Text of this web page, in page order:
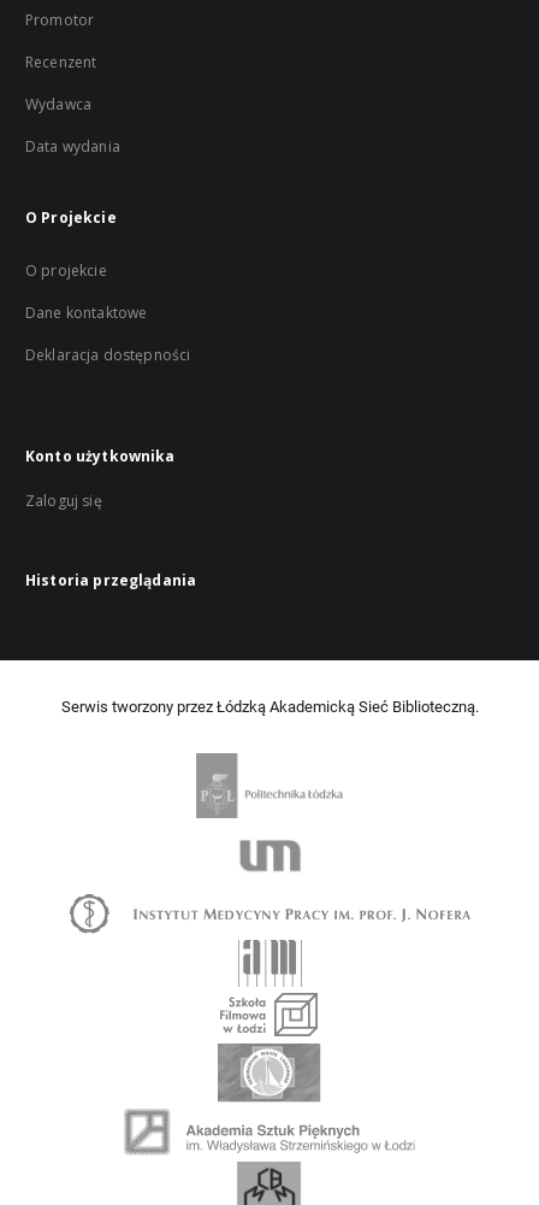
Promotor
Recenzent
Wydawca
Data wydania
O Projekcie
O projekcie
Dane kontaktowe
Deklaracja dostępności
Konto użytkownika
Zaloguj się
Historia przeglądania
Serwis tworzony przez Łódzką Akademicką Sieć Biblioteczną.